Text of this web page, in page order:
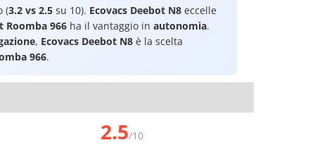
(3.2 vs 2.5 su 10). Ecovacs Deebot N8 eccelle
Roomba 966 ha il vantaggio in autonomia.
, Ecovacs Deebot N8 è la scelta
966.
2.5/10